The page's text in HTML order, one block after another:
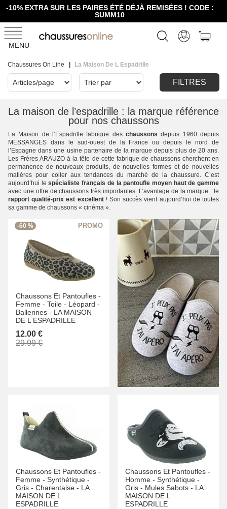
-10% EXTRA SUR LES PAIRES ÉTÉ DÉJÀ REMISÉES ! CODE :
SUMM10
MENU
Chaussures On Line La Maison De L Espadrille
FILTRES
La maison de l’espadrille : la marque référence
pour nos chaussons
La Maison de l’Espadrille fabrique des chaussons depuis 1960 depuis
MESSANGES dans le sud-ouest de la France ou depuis le nord de
l’Espagne dans une usine partenaire de la marque depuis plus de 20 ans.
Les Frères ARAUZO à la tête de cette fabrique de chaussons cherchent en
permanence de nouveaux produits, de nouvelles formes et de nouvelles
matières pour coller aux tendances du marché de la chaussure. C’est
aujourd’hui lespécialiste français de la pantoufle moyen haut de gamme
avec une offre de chaussons très importantes. L’avantage de la marque : le
rapport qualité-prix est excellent! Son succès vient aujourd’hui de toutes
sa gamme de chaussons « cinéma ».
-60 %
Chaussons Et Pantoufles -
Femme - Toile - Léopard -
Ballerines - LA MAISON
DE L ESPADRILLE
12.00 €
29.99 €
Chaussons Et Pantoufles -
Femme - Synthétique -
Gris - Charentaise - LA
MAISON DE L
ESPADRILLE
Chaussons Et Pantoufles -
Homme - Synthétique -
Gris - Mules Sabots - LA
MAISON DE L
ESPADRILLE